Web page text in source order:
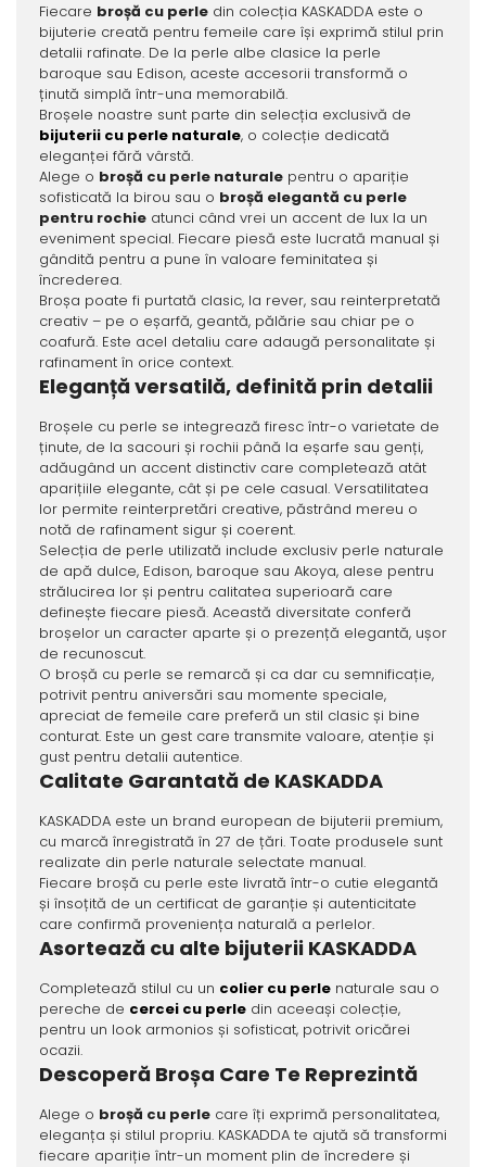
Fiecare broșă cu perledin colecția KASKADDA este o
bijuterie creată pentru femeile care își exprimă stilul prin
detalii rafinate. De la perle albe clasice la perle
baroque sau Edison, aceste accesorii transformă o
ținută simplă într-una memorabilă.
Broșele noastre sunt parte din selecția exclusivă de
bijuterii cu perle naturale, o colecție dedicată
eleganței fără vârstă.
Alege o broșă cu perle naturalepentru o apariție
sofisticată la birou sau o broșă elegantă cu perle
pentru rochieatunci când vrei un accent de lux la un
eveniment special. Fiecare piesă este lucrată manual și
gândită pentru a pune în valoare feminitatea și
încrederea.
Broșa poate fi purtată clasic, la rever, sau reinterpretată
creativ – pe o eșarfă, geantă, pălărie sau chiar pe o
coafură. Este acel detaliu care adaugă personalitate și
rafinament în orice context.
Eleganță versatilă, definită prin detalii
Broșele cu perle se integrează firesc într-o varietate de
ținute, de la sacouri și rochii până la eșarfe sau genți,
adăugând un accent distinctiv care completează atât
aparițiile elegante, cât și pe cele casual. Versatilitatea
lor permite reinterpretări creative, păstrând mereu o
notă de rafinament sigur și coerent.
Selecția de perle utilizată include exclusiv perle naturale
de apă dulce, Edison, baroque sau Akoya, alese pentru
strălucirea lor și pentru calitatea superioară care
definește fiecare piesă. Această diversitate conferă
broșelor un caracter aparte și o prezență elegantă, ușor
de recunoscut.
O broșă cu perle se remarcă și ca dar cu semnificație,
potrivit pentru aniversări sau momente speciale,
apreciat de femeile care preferă un stil clasic și bine
conturat. Este un gest care transmite valoare, atenție și
gust pentru detalii autentice.
Calitate Garantată de KASKADDA
KASKADDA este un brand european de bijuterii premium,
cu marcă înregistrată în 27 de țări. Toate produsele sunt
realizate din perle naturale selectate manual.
Fiecare broșă cu perle este livrată într-o cutie elegantă
și însoțită de un certificat de garanție și autenticitate
care confirmă proveniența naturală a perlelor.
Asortează cu alte bijuterii KASKADDA
Completează stilul cu un colier cu perlenaturale sau o
pereche de cercei cu perledin aceeași colecție,
pentru un look armonios și sofisticat, potrivit oricărei
ocazii.
Descoperă Broșa Care Te Reprezintă
Alege o broșă cu perlecare îți exprimă personalitatea,
eleganța și stilul propriu. KASKADDA te ajută să transformi
fiecare apariție într-un moment plin de încredere și